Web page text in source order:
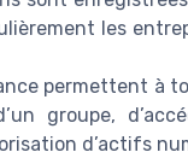
les
permettent à
groupe,
d’actifs